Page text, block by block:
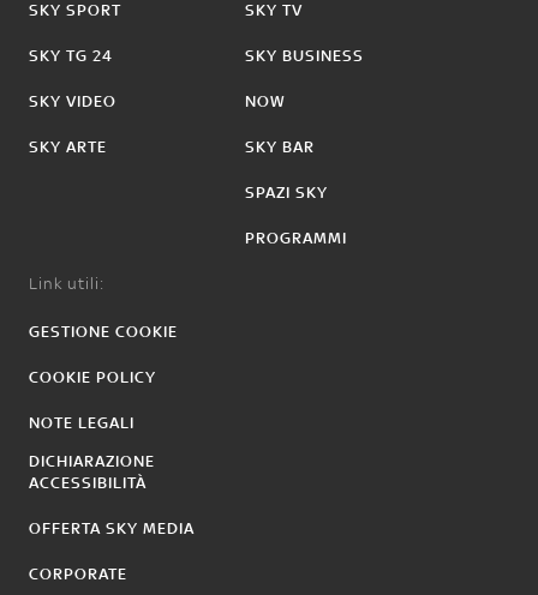
SKY SPORT
SKY TG 24
SKY VIDEO
SKY ARTE
SKY TV
SKY BUSINESS
NOW
SKY BAR
SPAZI SKY
PROGRAMMI
Link utili:
GESTIONE COOKIE
COOKIE POLICY
NOTE LEGALI
DICHIARAZIONE
ACCESSIBILITÀ
OFFERTA SKY MEDIA
CORPORATE